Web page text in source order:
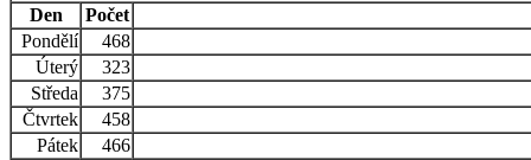
Den
Počet
Pondělí
468
Úterý
323
Středa
375
Čtvrtek
458
Pátek
466